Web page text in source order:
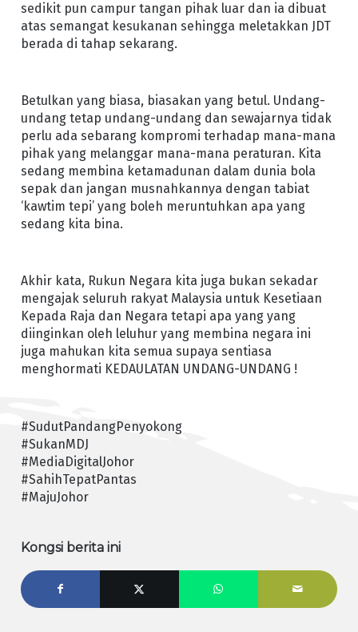
sedikit pun campur tangan pihak luar dan ia dibuat
atas semangat kesukanan sehingga meletakkan JDT
berada di tahap sekarang.
Betulkan yang biasa, biasakan yang betul. Undang-
undang tetap undang-undang dan sewajarnya tidak
perlu ada sebarang kompromi terhadap mana-mana
pihak yang melanggar mana-mana peraturan. Kita
sedang membina ketamadunan dalam dunia bola
sepak dan jangan musnahkannya dengan tabiat
‘kawtim tepi’ yang boleh meruntuhkan apa yang
sedang kita bina.
Akhir kata, Rukun Negara kita juga bukan sekadar
mengajak seluruh rakyat Malaysia untuk Kesetiaan
Kepada Raja dan Negara tetapi apa yang yang
diinginkan oleh leluhur yang membina negara ini
juga mahukan kita semua supaya sentiasa
menghormati KEDAULATAN UNDANG-UNDANG !
#SudutPandangPenyokong
#SukanMDJ
#MediaDigitalJohor
#SahihTepatPantas
#MajuJohor
Kongsi berita ini